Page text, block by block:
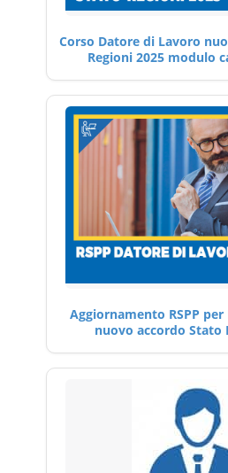
Corso Datore di Lavoro
Regioni 2025 modulo
Aggiornamento RSPP
nuovo accordo Stato